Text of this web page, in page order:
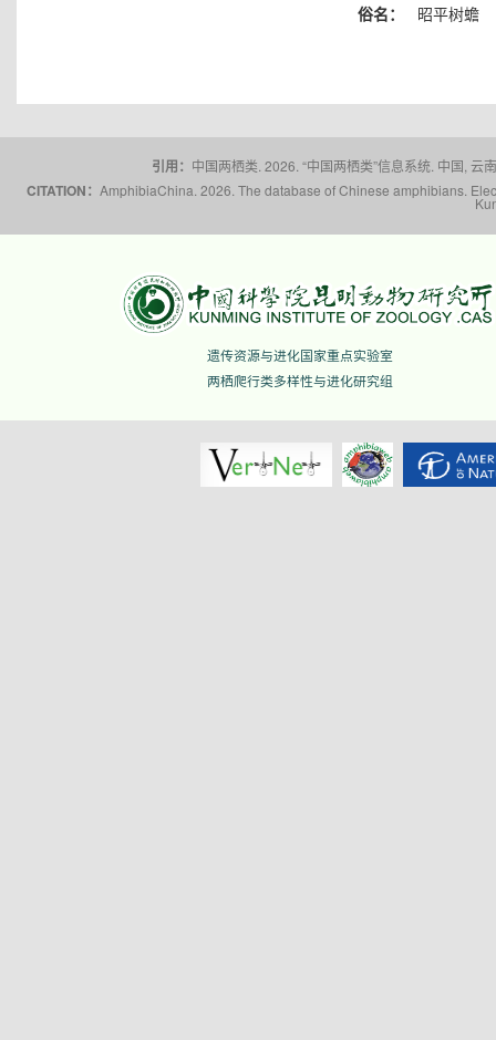
俗名： 昭平树蟾
引用： 中国两栖类. 2026. “中国两栖类”信息系统. 中国,
CITATION： AmphibiaChina. 2026. The database of Chinese amphibians.
遗传资源与进化国家重点实验室
两栖爬行类多样性与进化研究组